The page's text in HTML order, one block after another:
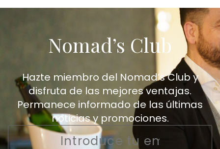
Nomad’s Club
Hazte miembro del Nomad’s Club y
disfruta de las mejores ventajas.
Permanece informado de las últimas
noticias y promociones.
Email
*